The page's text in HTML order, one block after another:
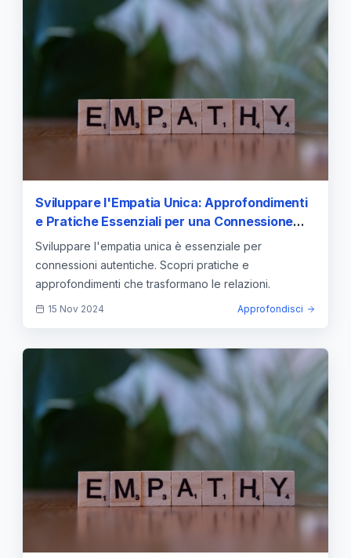
Sviluppare l'Empatia Unica: Approfondimenti
e Pratiche Essenziali per una Connessione
Profonda
Sviluppare l'empatia unica è essenziale per
connessioni autentiche. Scopri pratiche e
approfondimenti che trasformano le relazioni.
15 Nov 2024 Approfondisci